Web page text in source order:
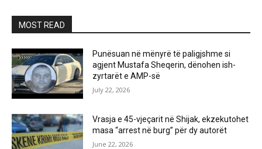
MOST READ
Punësuan në mënyrë të paligjshme si
agjent Mustafa Sheqerin, dënohen ish-
zyrtarët e AMP-së
July 22, 2026
Vrasja e 45-vjeçarit në Shijak, ekzekutohet
masa “arrest në burg” për dy autorët
June 22, 2026